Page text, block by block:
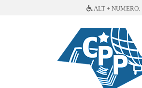
ALT + NUMERO: